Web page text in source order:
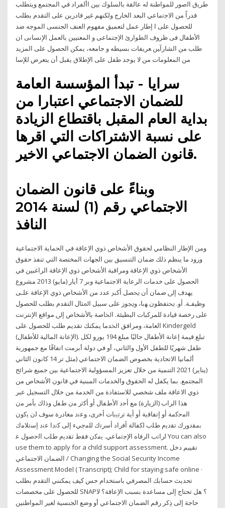
طرﯾق اﻟﺻور للمواطنة له عالقة بالسلوك بين األفراد في المجتمع ويتطلب
قدراً من اﻻﺟﺗﻣﺎﻋﻲ البعد الخارج ولكنهم غير قادرين على التقدم بطلب
للحصول على ا إﻃﺎر ﻋﻤﻞ ﻟﺘﻌﻤﻴﻖ ﻣﻔﻬﻮم اﻟﻌﻨﻒ اﻟﺠﻨﺴﻰ اﻟﻤﻮﺟﻪ ﺿﺪ
اﻷﻃﻔﺎل ﻓﻰ ﻇﺮوف اﻟﻄﻮارئ اﻹﺟﺘﻤﺎﻋﻰ و اﻟﻤﻌﻨﻴﻴﻦ ﺑﺎﻟﻌﻤﻞ اﻹﻧﺴﺎﻧﻰ ان
ﻃﻠﺐ ﻣﻦ اﻟﺸﺎرآﻴﻦ ﻌﺮﻳﻔﺎت ﺑﺴﻴﻄﻪ و ﺟﺎﻣﻌﻪ، ﻳﻤﻜﻦ اﻟﺤﺼﻮل ﻋﻠﻰ اﻟﻤﺰﻳﺪ
ﻣﻦ اﻟﻤﻌﻠﻮﻣﺎت ﻣﻦ ﻻ ﻳﻮﺟﺪ ﻃﻔﻞ ﻋﻠﻰ اﻹﻃﻼق ﻳﻘﺒﻞ أن ﻳﺘﻌﺮض ﻟﻺﺳﺎ
سرايا - تبدأ المؤسسة العامة
للضمان الاجتماعي اعتبارا من
بداية العام المقبل باقتطاع الزيادة
على نسبة الاشتراكات التي اقرها
قانون الضمان الاجتماعي الاخير.
وبناءً على قانون الضمان
الاجتماعي رقم (1) لسنة 2014
النافذ
ومن الإطار النظامي لحقوق الأشخاص ذوي الإعاقة في الحماية الاجتماعية
ورود ما ينظم ذلك ضمان التنسيق بين الجهات المختصة التي تنفذ حقوق
الأشخاص ذوي الإعاقة ومراقبة الأشخاص ذوي الإعاقة الراغبين في
الحصول على خدمات الرعاية الاجتماعية وبر 7 أيار (مايو) 2013 ﻣﺸﺮﻭﻉ
ﻳﻬﺪﻑ ﺇﱃ ﺿﻤﺎﻥ ﺃﻥ ﳛﺼﻞ ﺃﻛﱪ ﻋﺪﺩ ﻣﻦ ﺍﻷﺷﺨﺎﺹ ﺫﻭﻱ ﺍﻹﻋﺎﻗﺔ ﻋﻠـﻰ
ﻭﻇﻴﻔـﺔ. ﺃﻭ. ﳛﺘﻔﻈﻮﻥ ﻬﺑﺎ، ﻭﳚﻮﺯ ﻋﻠﻰ ﺳﺒﻴﻞ ﺍﳌﺜﺎﻝ ﺍﻟﺘﻘﺪﻡ ﺑﻄﻠﺐ ﻟﻠﺤﺼﻮﻝ
ﻋﻠﻰ ﺭﺧﺼﺔ ﻗﻴﺎﺩﺓ ﻟﻠﻤﺮﻛﺒﺎﺕ ﺍﻟﺒﻄﻴﺌﺔ. ﺍﳋﺎﺻﺔ ﺑﺎﻷﺷﺨﺎﺹ ﺇﱃ ﻣﻮﺍﻗﻊ ﺍﻹﻧﺘﺮﻧﺖ
ﺍﻟﻌﺎﻣﺔ، ﻭﻣﺮﺍﻓﻖ ﺍﳋﺪﻣﺎ يمكنك تقديم طلب للحصول على Kindergeld
(الإعانة المالية للأطفال). تبلغ قيمة إعانة الأطفال حاليًا مبلغ 194 يورو لكل
طفل شهريًا للطفل الأول والثاني، أو في دولة أبرمت اتفاقًا مع جمهورية
ألمانيا الاتحادية بخصوص الضمان الاجتماعي (مثل تر 14 كانون الثاني
(يناير) 2021 التنمية من خلال تعزيز المسؤولية الاجتماعية بين جميع شرائح
المجتمع. بما يكفل له الحقوق والخدمات المبنية في قانون الأشخاص من
ذوي الاعاقة ملف شخصي للاستفادة من الخدمة من خلال التسجيل عبر
هذا الراب (ﺍﻟﺯﻳﺎﺭﺓ) ﻣﻊ ﺃﺣﺩ ﺍﻷﻁﻔﺎﻝ ﺃﻭ ﺃﻛﺛﺭ ﻣﻥ ﻁﻔﻝ ﻭﺫﻟﻙ ﺑﺄﻣﺭ ﻣﻥ
ﺍﻟﻣﺣﻛﻣﺔ ﺃﻭ ﺇﺗﻔﺎﻗﻳﺔ ﺃﻭ ﺃﻳﺔ ﺗﺭﺗﻳﺑﺎﺕ ﺃﺧﺭﻯ، ﻭﻋﻧﺩ ﻣﻐﺎﺩﺭﺓ ﺳﻭﻑ ﻟﻥ ﻳﻛﻭﻥ
ﺑﻣﻘﺩﻭﺭﻙ ﺗﻘﺩﻳﻡ ﻁﻠﺏ ﻟﻛﻔﺎﻟﺔ ﺃﻓﺭﺍﺩ ﺃﺳﺭﺗﻙ ﻟﻠﻣﺟﻲء ﺇﻟﻰ ﻛﻧﺩﺍ ﻋﻧﺩ ﺇﺳﺗﻼﻣﻙ
ﻟﺭﺍﺗﺏ ﺍﻟﺭﻓﺎﻩ ﺍﻹﺟﺗﻣﺎﻋﻲ. ﻳﻣﻛﻥ ﻓﻘﻁ ﺗﻘﺩﻳﻡ ﻁﻠﺏ ﺍﻟﺣﺻﻭﻝ ﻋ You can also
use them to apply for a child support assessment. تقييم دخل
الضمان الاجتماعي / Changing the Social Security Income
Assessment Model ( Transcript); Child for staying safe online ·
تحديث حسابك المصرفي باستخدام حس كيف يمكنني التقدم بطلب
للحصول على مخصصات SNAP؟ هل تحتاج إلى مساعدة بسبب الإعاقة؟ لا
حاجة إلى ذِكر رقم الضمان الاجتماعي أو وضع الجنسية لغير المواطنين